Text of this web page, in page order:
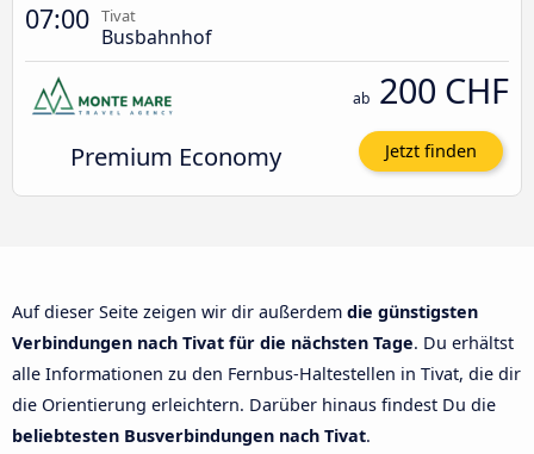
07:00 Tivat
Busbahnhof
Premium Economy
ab 200 CHF
Jetzt finden
Auf dieser Seite zeigen wir dir außerdem die günstigsten
Verbindungen nach Tivat für die nächsten Tage. Du erhältst
alle Informationen zu den Fernbus-Haltestellen in Tivat, die dir
die Orientierung erleichtern. Darüber hinaus findest Du die
beliebtesten Busverbindungen nach Tivat.